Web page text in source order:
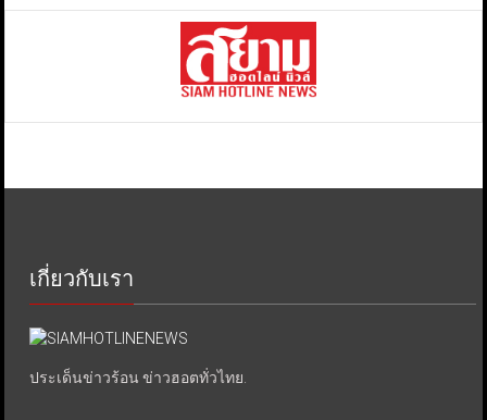
เกี่ยวกับเรา
ประเด็นข่าวร้อน ข่าวฮอตทั่วไทย.